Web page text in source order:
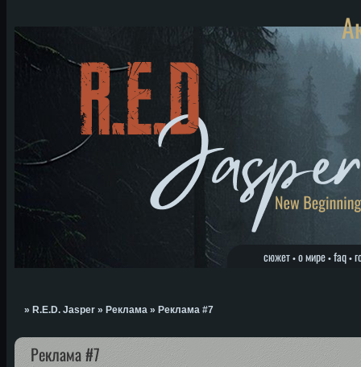
сюжет• о мире• faq•
» R.E.D. Jasper » Реклама » Реклама #7
Реклама #7